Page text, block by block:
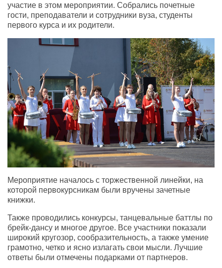
участие в этом мероприятии. Собрались почетные
гости, преподаватели и сотрудники вуза, студенты
первого курса и их родители.
Мероприятие началось с торжественной линейки, на
которой первокурсникам были вручены зачетные
книжки.
Также проводились конкурсы, танцевальные баттлы по
брейк-дансу и многое другое. Все участники показали
широкий кругозор, сообразительность, а также умение
грамотно, четко и ясно излагать свои мысли. Лучшие
ответы были отмечены подарками от партнеров.